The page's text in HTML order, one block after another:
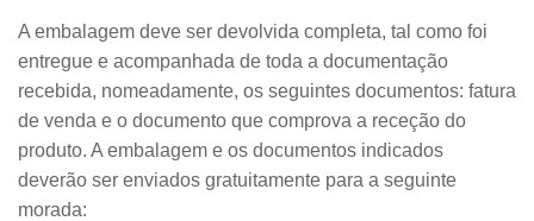
A embalagem deve ser devolvida completa, tal como foi
entregue e acompanhada de toda a documentação
recebida, nomeadamente, os seguintes documentos: fatura
de venda e o documento que comprova a receção do
produto. A embalagem e os documentos indicados
deverão ser enviados gratuitamente para a seguinte
morada: